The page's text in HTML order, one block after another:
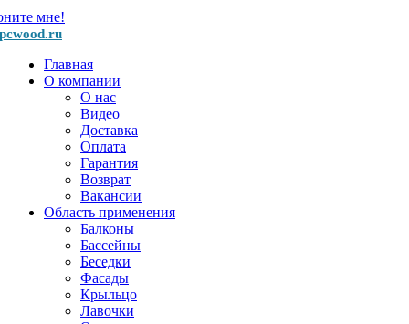
мне!
Главная
О компании
О нас
Видео
Доставка
Оплата
Гарантия
Возврат
Вакансии
Область применения
Балконы
Бассейны
Беседки
Фасады
Крыльцо
Лавочки